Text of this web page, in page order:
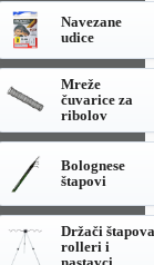
Navezane
udice
Mreže
čuvarice za
ribolov
Bolognese
štapovi
Držači štapova
rolleri i